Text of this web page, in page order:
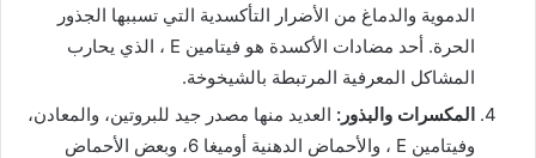
الدموية والدماغ من الأضرار التأكسدية التي تسببها الجذور
الحرة. أحد مضادات الأكسدة هو فيتامين E ، الذي يحارب
المشاكل المعرفية المرتبطة بالشيخوخة.
المكسرات والبذور: العديد منها مصدر جيد للبروتين، والمعادن،
وفيتامين E
، والأحماض الدهنية أوميغا 6، وبعض الأحماض